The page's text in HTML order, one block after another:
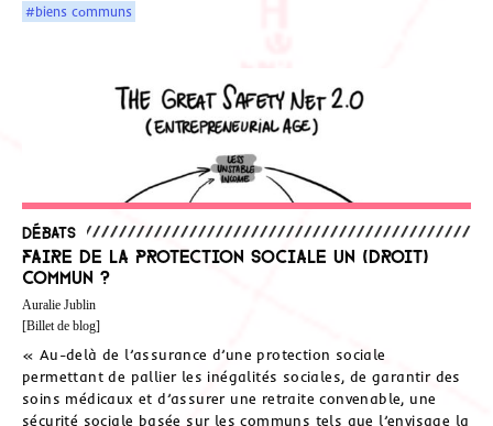
#biens communs
Débats
Faire de la protection sociale un (droit)
commun ?
Auralie Jublin
[Billet de blog]
« Au-delà de l’assurance d’une protection sociale
permettant de pallier les inégalités sociales, de garantir des
soins médicaux et d’assurer une retraite convenable, une
sécurité sociale basée sur les communs tels que l’envisage la